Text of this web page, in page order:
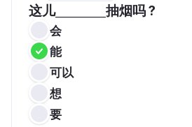
这儿_________抽烟吗？
会
能
可以
想
要